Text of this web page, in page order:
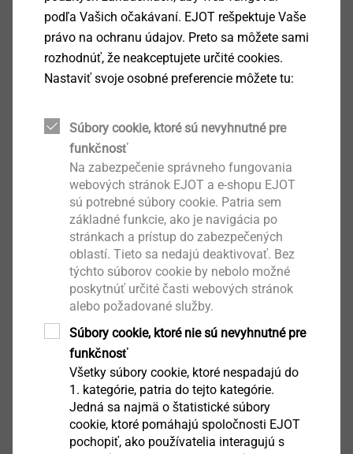
EJOWELD®
Process
EJOWELD Process
EJOWELD is a thermomechanical process, during
which energy is generated through rotatory friction
between the element and the base plate.
This leads to plastic deformation of the joining
element and welding with the base plate. The cover
podľa Vašich očakávaní. EJOT rešpektuje Vaše
právo na ochranu údajov. Preto sa môžete sami
rozhodnúť, že neakceptujete určité cookies.
Nastaviť svoje osobné preferencie môžete tu:
Súbory cookie, ktoré sú nevyhnutné pre
funkčnosť
Na zabezpečenie správneho fungovania
webových stránok EJOT a e-shopu EJOT
sú potrebné súbory cookie. Patria sem
základné funkcie, ako je navigácia po
stránkach a prístup do zabezpečených
oblastí. Tieto sa nedajú deaktivovať. Bez
týchto súborov cookie by nebolo možné
poskytnúť určité časti webových stránok
alebo požadované služby.
Súbory cookie, ktoré nie sú nevyhnutné pre
funkčnosť
Všetky súbory cookie, ktoré nespadajú do
1. kategórie, patria do tejto kategórie.
Jedná sa najmä o štatistické súbory
cookie, ktoré pomáhajú spoločnosti EJOT
pochopiť, ako používatelia interagujú s